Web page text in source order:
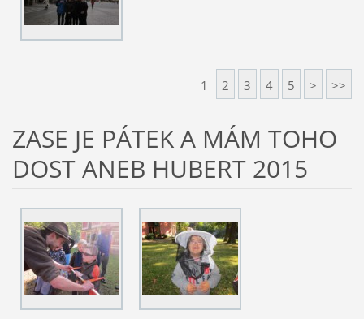
1 2 3 4 5 > >>
ZASE JE PÁTEK A MÁM TOHO
DOST ANEB HUBERT 2015